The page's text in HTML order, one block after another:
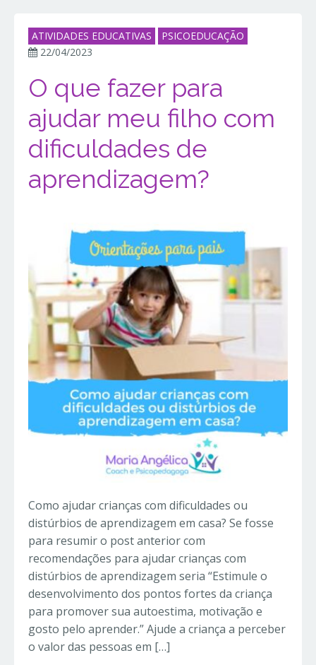
ATIVIDADES EDUCATIVAS
PSICOEDUCAÇÃO
22/04/2023
O que fazer para
ajudar meu filho com
dificuldades de
aprendizagem?
Como ajudar crianças com dificuldades ou
distúrbios de aprendizagem em casa? Se fosse
para resumir o post anterior com
recomendações para ajudar crianças com
distúrbios de aprendizagem seria “Estimule o
desenvolvimento dos pontos fortes da criança
para promover sua autoestima, motivação e
gosto pelo aprender.” Ajude a criança a perceber
o valor das pessoas em […]